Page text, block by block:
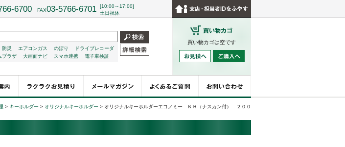
6700 FAX03-5766-6701
[10:00～17:00]
土日祝休
防災 エアコンガス のぼり
ドライブレコーダ
プラザ 大画面ナビ スマホ連携 電子車検証
買い物カゴは空です
> キーホルダー > オリジナルキーホルダー > オリジナルキーホルダーエコノミー ＫＨ（ナスカン付） ２００